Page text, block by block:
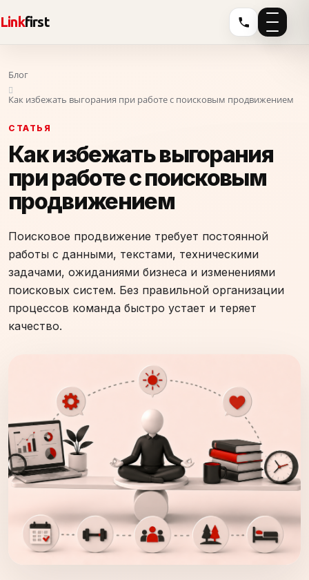
Linkfirst
Блог
Как избежать выгорания при работе с поисковым продвижением
СТАТЬЯ
Как избежать выгорания
при работе с поисковым
продвижением
Поисковое продвижение требует постоянной
работы с данными, текстами, техническими
задачами, ожиданиями бизнеса и изменениями
поисковых систем. Без правильной организации
процессов команда быстро устает и теряет
качество.